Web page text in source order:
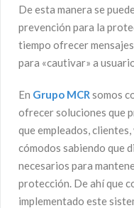
De esta manera se
prevención para la
tiempo ofrecer
para «cautivar» a
En Grupo MCRsomos
ofrecer soluciones que
que empleados,
cómodos sabiendo que
necesarios para
protección. De ahí que
implementado este